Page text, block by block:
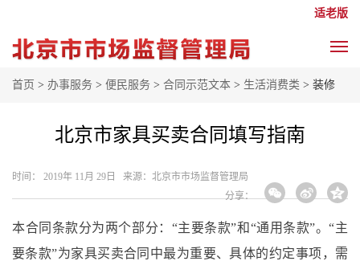
适老版
首页 > 办事服务 > 便民服务 > 合同示范文本 > 生活消费类 > 装修
北京市家具买卖合同填写指南
时间： 2019年 11月 29日 来源： ​北京市市场监督管理局
分享：
本合同条款分为两个部分： “主要条款”和“通用条款”。“主
要条款”为家具买卖合同中最为重要、具体的约定事项，需